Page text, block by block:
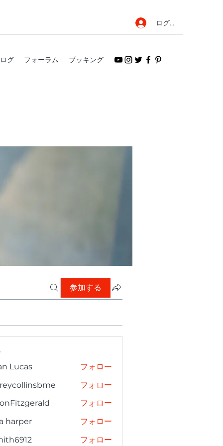
ログイン
グ フォーラム ブッキング
参加する
Lucas フォロー
フォロー
フォロー
harper
フォロー
フォロー